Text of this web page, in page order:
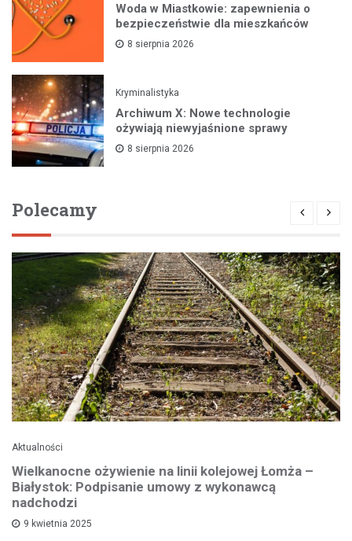
Woda w Miastkowie: zapewnienia o
bezpieczeństwie dla mieszkańców
8 sierpnia 2026
Kryminalistyka
Archiwum X: Nowe technologie
ożywiają niewyjaśnione sprawy
8 sierpnia 2026
Polecamy
Aktualności
Wielkanocne ożywienie na linii kolejowej Łomża –
Białystok: Podpisanie umowy z wykonawcą
nadchodzi
9 kwietnia 2025